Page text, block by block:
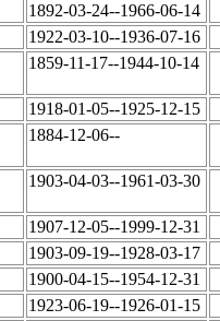
1892-03-24--1966-06-14
1922-03-10--1936-07-16
1859-11-17--1944-10-14
1918-01-05--1925-12-15
1884-12-06--
1903-04-03--1961-03-30
1907-12-05--1999-12-31
1903-09-19--1928-03-17
1900-04-15--1954-12-31
1923-06-19--1926-01-15